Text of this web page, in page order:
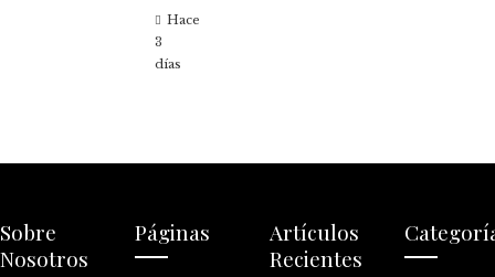
Hace
3
días
Sobre
Nosotros
Páginas
Artículos
Recientes